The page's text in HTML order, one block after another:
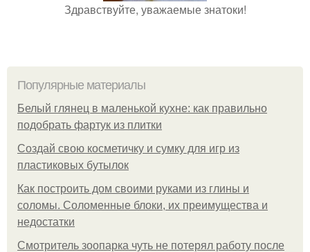
Здравствуйте, уважаемые знатоки!
Популярные материалы
Белый глянец в маленькой кухне: как правильно
подобрать фартук из плитки
Создай свою косметичку и сумку для игр из
пластиковых бутылок
Как построить дом своими руками из глины и
соломы. Соломенные блоки, их преимущества и
недостатки
Смотритель зоопарка чуть не потерял работу после